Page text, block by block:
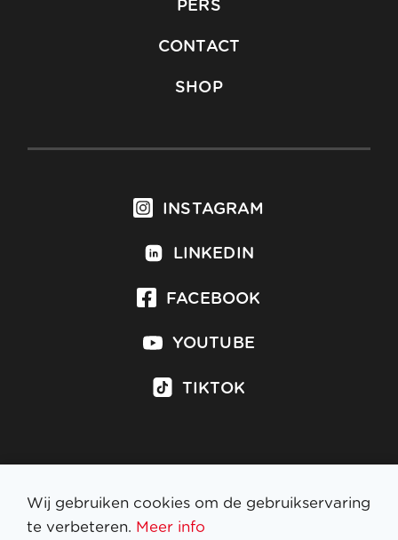
PERS
CONTACT
SHOP
INSTAGRAM
LINKEDIN
FACEBOOK
YOUTUBE
TIKTOK
Inschrijven op nieuwsbrief
Wij gebruiken cookies om de gebruikservaring
te verbeteren. Meer info